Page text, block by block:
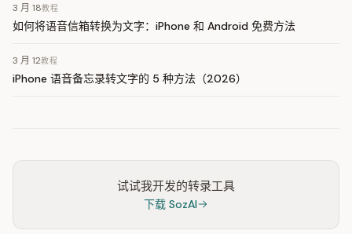
3 月 18教程
如何将语音信箱转换为文字：iPhone 和 Android 免费方法
3 月 12教程
iPhone 语音备忘录转文字的 5 种方法（2026）
试试我开发的转录工具
下载 SozAI